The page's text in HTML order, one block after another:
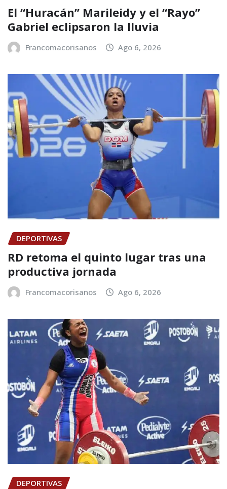
El “Huracán” Marileidy y el “Rayo”
Gabriel eclipsaron la lluvia
Francomacorisanos Ago 6, 2026
DEPORTIVAS
RD retoma el quinto lugar tras una
productiva jornada
Francomacorisanos Ago 6, 2026
DEPORTIVAS